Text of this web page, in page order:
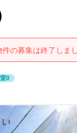
件の募集は終了しまし
0